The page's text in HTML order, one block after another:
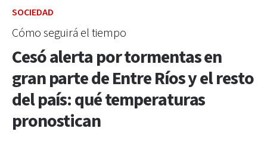
SOCIEDAD
Cómo seguirá el tiempo
Cesó alerta por tormentas en
gran parte de Entre Ríos y el resto
del país: qué temperaturas
pronostican